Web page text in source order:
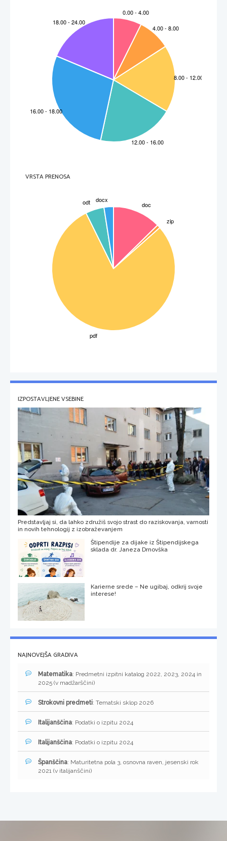
VRSTA PRENOSA
IZPOSTAVLJENE VSEBINE
Predstavljaj si, da lahko združiš svojo strast do raziskovanja, varnosti
in novih tehnologij z izobraževanjem
Štipendije za dijake iz Štipendijskega
sklada dr. Janeza Drnovška
Karierne srede – Ne ugibaj, odkrij svoje
interese!
NAJNOVEJŠA GRADIVA
Matematika: Predmetni izpitni katalog 2022, 2023, 2024 in
2025 (v madžarščini)
Strokovni predmeti: Tematski sklop 2026
Italijanščina: Podatki o izpitu 2024
Italijanščina: Podatki o izpitu 2024
Španščina: Maturitetna pola 3, osnovna raven, jesenski rok
2021 (v italijanščini)